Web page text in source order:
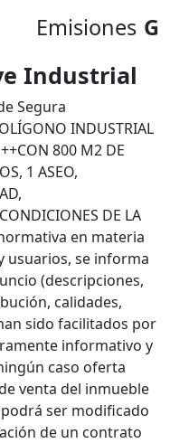
Emisiones G
Industrial
Segura
INDUSTRIAL
800 M2 DE
1 ASEO,
DE LA
en materia
usuarios, se informa
(descripciones,
calidades,
sido facilitados por
informativo y
caso oferta
venta del inmueble
ser modificado
de un contrato